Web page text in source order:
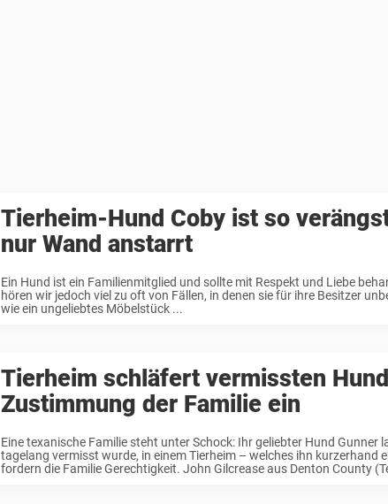
Tierheim-Hund Coby ist so
nur Wand anstarrt
Ein Hund ist ein Familienmitglied und sollte mit Respekt und Liebe
hören wir jedoch viel zu oft von Fällen, in denen sie für ihre Besitzer
wie ein ungeliebtes Möbelstück ...
Tierheim schläfert vermissten
Zustimmung der Familie ein
Eine texanische Familie steht unter Schock: Ihr geliebter Hund Gunner
tagelang vermisst wurde, in einem Tierheim – welches ihn kurzerhand
fordern die Familie Gerechtigkeit. John Gilcrease aus Denton County